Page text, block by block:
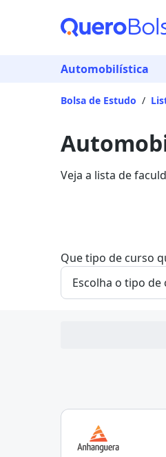
Automobilística
Bolsa de Estudo /
Veja a lista de
Que tipo de curso